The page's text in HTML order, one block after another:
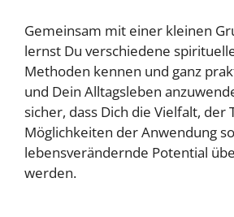
Gemeinsam mit einer kleinen
lernst Du verschiedene
Methoden kennen und ganz
und Dein Alltagsleben
sicher, dass Dich die Vielfalt, der
Möglichkeiten der Anwendung
lebensverändernde Potential
werden.